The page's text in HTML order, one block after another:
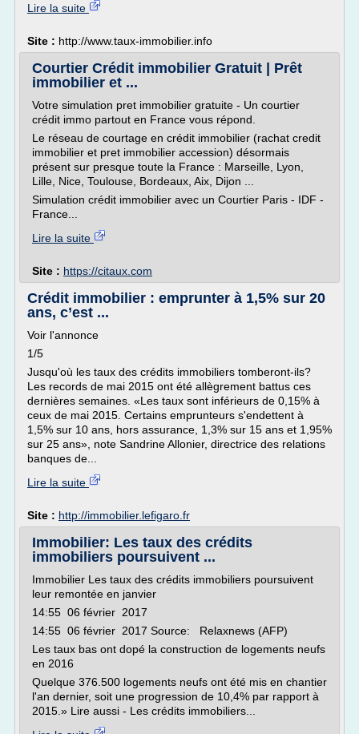
Lire la suite
Site : http://www.taux-immobilier.info
Courtier Crédit immobilier Gratuit | Prêt
immobilier et ...
Votre simulation pret immobilier gratuite - Un courtier
crédit immo partout en France vous répond.
Le réseau de courtage en crédit immobilier (rachat credit
immobilier et pret immobilier accession) désormais
présent sur presque toute la France : Marseille, Lyon,
Lille, Nice, Toulouse, Bordeaux, Aix, Dijon ...
Simulation crédit immobilier avec un Courtier Paris - IDF -
France...
Lire la suite
Site : https://citaux.com
Crédit immobilier : emprunter à 1,5% sur 20
ans, c’est ...
Voir l'annonce
1/5
Jusqu'où les taux des crédits immobiliers tomberont-ils?
Les records de mai 2015 ont été allègrement battus ces
dernières semaines. «Les taux sont inférieurs de 0,15% à
ceux de mai 2015. Certains emprunteurs s'endettent à
1,5% sur 10 ans, hors assurance, 1,3% sur 15 ans et 1,95%
sur 25 ans», note Sandrine Allonier, directrice des relations
banques de...
Lire la suite
Site : http://immobilier.lefigaro.fr
Immobilier: Les taux des crédits
immobiliers poursuivent ...
Immobilier Les taux des crédits immobiliers poursuivent
leur remontée en janvier
14:55 06 février 2017
14:55 06 février 2017 Source: Relaxnews (AFP)
Les taux bas ont dopé la construction de logements neufs
en 2016
Quelque 376.500 logements neufs ont été mis en chantier
l'an dernier, soit une progression de 10,4% par rapport à
2015.» Lire aussi - Les crédits immobiliers...